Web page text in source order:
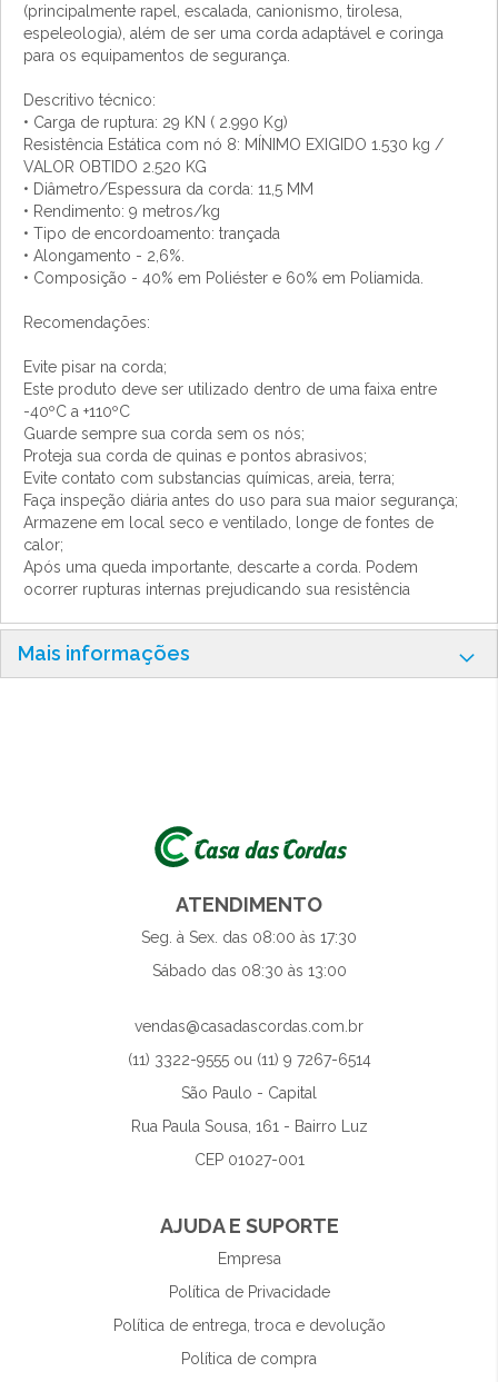
(principalmente rapel, escalada, canionismo, tirolesa,
espeleologia), além de ser uma corda adaptável e coringa
para os equipamentos de segurança.
Descritivo técnico:
• Carga de ruptura: 29 KN ( 2.990 Kg)
Resistência Estática com nó 8: MÍNIMO EXIGIDO 1.530 kg /
VALOR OBTIDO 2.520 KG
• Diâmetro/Espessura da corda: 11,5 MM
• Rendimento: 9 metros/kg
• Tipo de encordoamento: trançada
• Alongamento - 2,6%.
• Composição - 40% em Poliéster e 60% em Poliamida.
Recomendações:
Evite pisar na corda;
Este produto deve ser utilizado dentro de uma faixa entre
-40ºC a +110ºC
Guarde sempre sua corda sem os nós;
Proteja sua corda de quinas e pontos abrasivos;
Evite contato com substancias químicas, areia, terra;
Faça inspeção diária antes do uso para sua maior segurança;
Armazene em local seco e ventilado, longe de fontes de
calor;
Após uma queda importante, descarte a corda. Podem
ocorrer rupturas internas prejudicando sua resistência
Mais informações
ATENDIMENTO
Seg. à Sex. das 08:00 às 17:30
Sábado das 08:30 às 13:00
vendas@casadascordas.com.br
(11) 3322-9555 ou (11) 9 7267-6514
São Paulo - Capital
Rua Paula Sousa, 161 - Bairro Luz
CEP 01027-001
AJUDA E SUPORTE
Empresa
Política de Privacidade
Política de entrega, troca e devolução
Política de compra